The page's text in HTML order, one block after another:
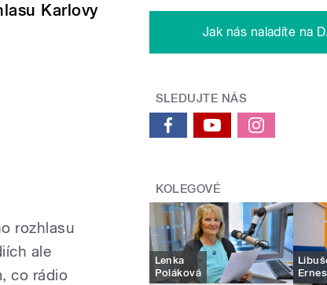
Karlovy
rozhlasu
ale
co rádio
Jak nás naladíte na
SLEDUJTE NÁS
KOLEGOVÉ
Lenka
Poláková